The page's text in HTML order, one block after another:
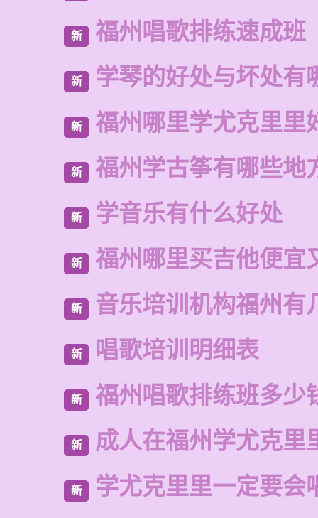
新 福州唱歌排练速成班
新 学琴的好处与坏处有
新 福州哪里学尤克里里
新 福州学古筝有哪些地
新 学音乐有什么好处
新 福州哪里买吉他便宜
新 音乐培训机构福州有
新 唱歌培训明细表
新 福州唱歌排练班多少
新 成人在福州学尤克里
新 学尤克里里一定要会